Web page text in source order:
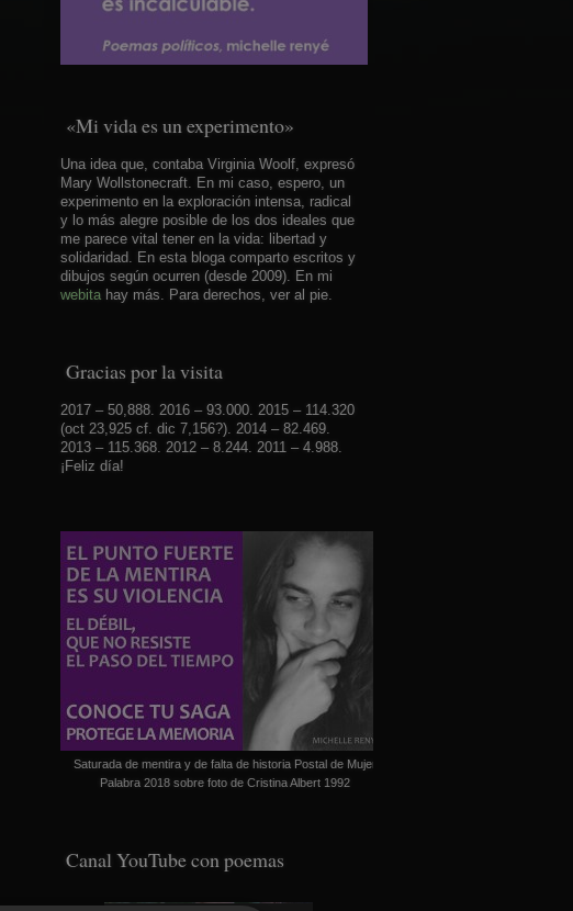
«Mi vida es un experimento»
Una idea que, contaba Virginia Woolf, expresó
Mary Wollstonecraft. En mi caso, espero, un
experimento en la exploración intensa, radical
y lo más alegre posible de los dos ideales que
me parece vital tener en la vida: libertad y
solidaridad. En esta bloga comparto escritos y
dibujos según ocurren (desde 2009). En mi
webita hay más. Para derechos, ver al pie.
Gracias por la visita
2017 – 50,888. 2016 – 93.000. 2015 – 114.320
(oct 23,925 cf. dic 7,156?). 2014 – 82.469.
2013 – 115.368. 2012 – 8.244. 2011 – 4.988.
¡Feliz día!
Saturada de mentira y de falta de historia Postal de Mujer
Palabra 2018 sobre foto de Cristina Albert 1992
Canal YouTube con poemas